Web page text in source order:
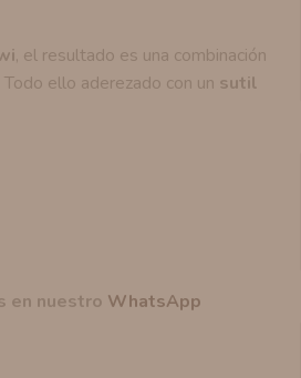
, el resultado es una combinación
ello aderezado con un sutil
en nuestro WhatsApp